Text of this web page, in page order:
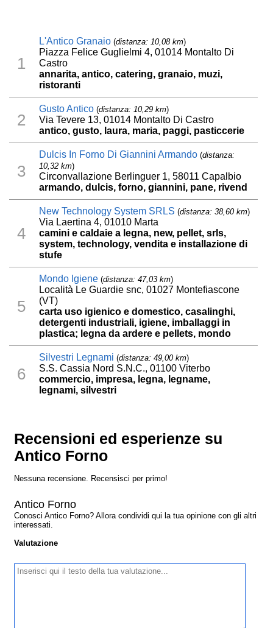
1
L'Antico Granaio (distanza: 10,08 km)
Piazza Felice Guglielmi 4, 01014 Montalto Di
Castro
annarita, antico, catering, granaio, muzi,
ristoranti
2
Gusto Antico (distanza: 10,29 km)
Via Tevere 13, 01014 Montalto Di Castro
antico, gusto, laura, maria, paggi, pasticcerie
3
Dulcis In Forno Di Giannini Armando (distanza:
10,32 km)
Circonvallazione Berlinguer 1, 58011 Capalbio
armando, dulcis, forno, giannini, pane, rivend
4
New Technology System SRLS (distanza: 38,60 km)
Via Laertina 4, 01010 Marta
camini e caldaie a legna, new, pellet, srls,
system, technology, vendita e installazione di
stufe
5
Mondo Igiene (distanza: 47,03 km)
Località Le Guardie snc, 01027 Montefiascone
(VT)
carta uso igienico e domestico, casalinghi,
detergenti industriali, igiene, imballaggi in
plastica; legna da ardere e pellets, mondo
6
Silvestri Legnami (distanza: 49,00 km)
S.S. Cassia Nord S.N.C., 01100 Viterbo
commercio, impresa, legna, legname,
legnami, silvestri
Recensioni ed esperienze su
Antico Forno
Nessuna recensione. Recensisci per primo!
Antico Forno
Conosci Antico Forno? Allora condividi qui la tua opinione con gli altri
interessati.
Valutazione